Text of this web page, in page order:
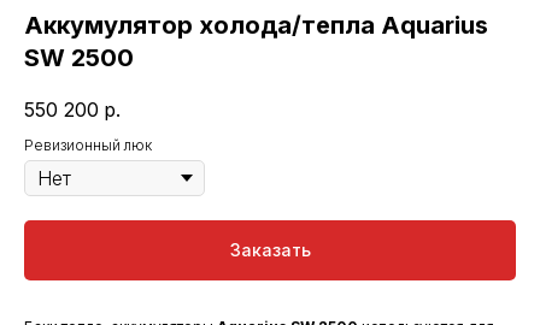
Аккумулятор холода/тепла Aquarius
SW 2500
550 200 р.
Ревизионный люк
Заказать